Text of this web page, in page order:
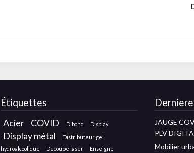
Étiquettes
Acier COVID Dibond Display
Display métal
Distributeur gel
hydroalcoolique
Découpe laser
Enseigne
JAUGE
PLV
Mobilier